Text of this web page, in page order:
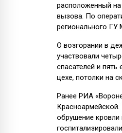
расположенный
вызова. По
регионального
О возгорании в
участвовали
спасателей и
цехе, потолки на
Ранее РИА
обрушение